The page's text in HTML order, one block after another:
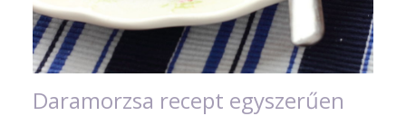
Daramorzsa recept egyszerűen